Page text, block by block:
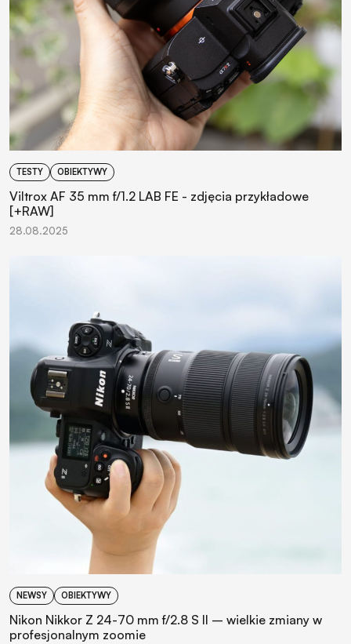
TESTY OBIEKTYWY
Viltrox AF 35 mm f/1.2 LAB FE - zdjęcia przykładowe
[+RAW]
28.08.2025
NEWSY OBIEKTYWY
Nikon Nikkor Z 24-70 mm f/2.8 S II – wielkie zmiany w
profesjonalnym zoomie